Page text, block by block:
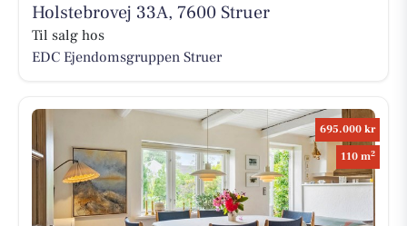
Holstebrovej 33A, 7600 Struer
Til salg hos
EDC Ejen­doms­grup­pen Struer
695.000 kr
110 m2